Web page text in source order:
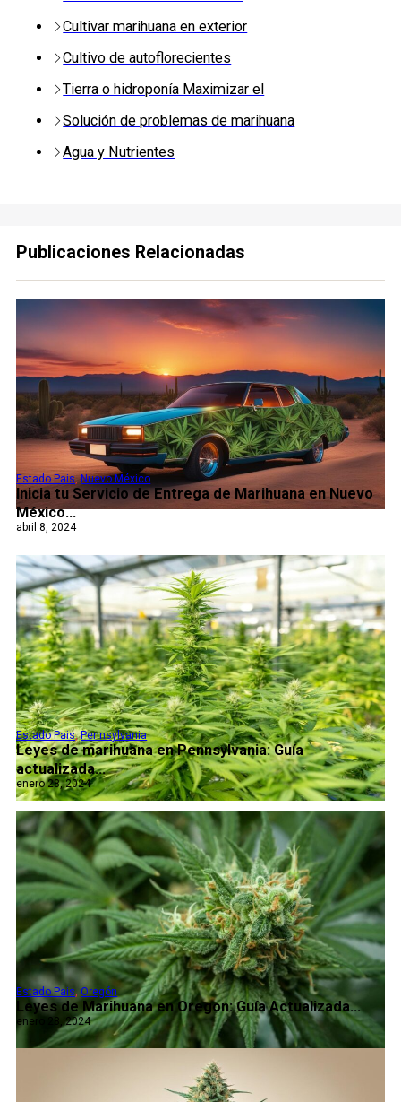
Cultivar marihuana en exterior
Cultivo de autoflorecientes
Tierra o hidroponía Maximizar el
Solución de problemas de marihuana
Agua y Nutrientes
Publicaciones Relacionadas
Inicia tu Servicio de Entrega de Marihuana en Nuevo
México...
Estado Pais,Nuevo México
abril 8, 2024
Leyes de marihuana en Pennsylvania: Guía
actualizada...
Estado Pais,Pennsylvania
enero 28, 2024
Leyes de Marihuana en Oregon: Guía Actualizada...
Estado Pais ,Oregón
enero 28, 2024